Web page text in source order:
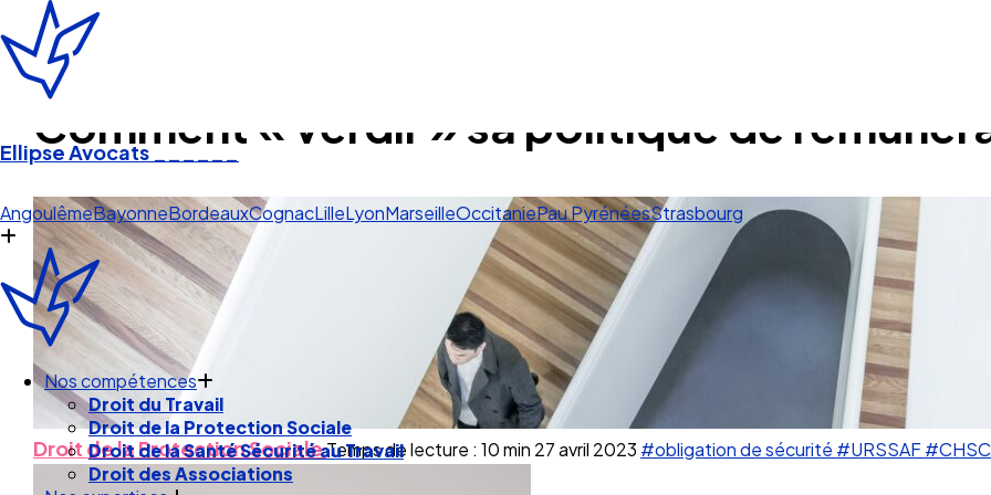
Ellipse Avocats______
Marseille
AngoulêmeBayonneBordeauxCognac OccitaniePau PyrénéesStrasbourg
Nos compétences
Droit du Travail
Droit de la Protection Sociale
Droit de la Santé Sécurité au Travail
Comment « verdir » sa politique de
Droit de la Protection SocialeTemps de lecture : 10 min 27 avril 2023 #obligation de sécurité #URSSAF